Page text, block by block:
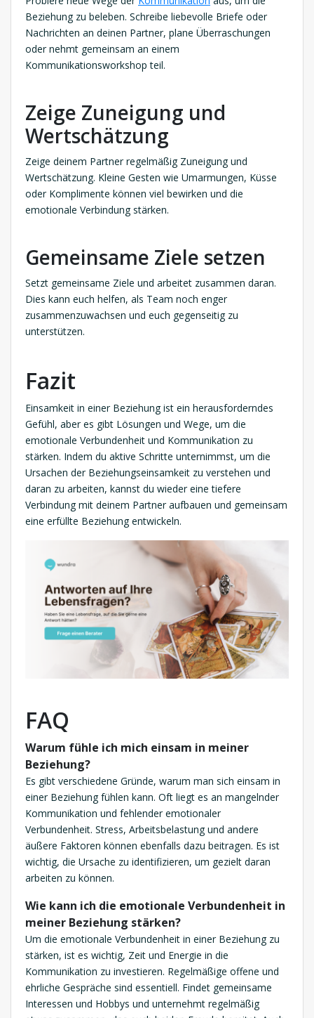
Beziehung zu beleben. Schreibe liebevolle Briefe oder
Nachrichten an deinen Partner, plane Überraschungen
oder nehmt gemeinsam an einem
Kommunikationsworkshop teil.
Zeige Zuneigung und
Wertschätzung
Zeige deinem Partner regelmäßig Zuneigung und
Wertschätzung. Kleine Gesten wie Umarmungen, Küsse
oder Komplimente können viel bewirken und die
emotionale Verbindung stärken.
Gemeinsame Ziele setzen
Setzt gemeinsame Ziele und arbeitet zusammen daran.
Dies kann euch helfen, als Team noch enger
zusammenzuwachsen und euch gegenseitig zu
unterstützen.
Fazit
Einsamkeit in einer Beziehung ist ein herausforderndes
Gefühl, aber es gibt Lösungen und Wege, um die
emotionale Verbundenheit und Kommunikation zu
stärken. Indem du aktive Schritte unternimmst, um die
Ursachen der Beziehungseinsamkeit zu verstehen und
daran zu arbeiten, kannst du wieder eine tiefere
Verbindung mit deinem Partner aufbauen und gemeinsam
eine erfüllte Beziehung entwickeln.
FAQ
Warum fühle ich mich einsam in meiner
Beziehung?
Es gibt verschiedene Gründe, warum man sich einsam in
einer Beziehung fühlen kann. Oft liegt es an mangelnder
Kommunikation und fehlender emotionaler
Verbundenheit. Stress, Arbeitsbelastung und andere
äußere Faktoren können ebenfalls dazu beitragen. Es ist
wichtig, die Ursache zu identifizieren, um gezielt daran
arbeiten zu können.
Wie kann ich die emotionale Verbundenheit in
meiner Beziehung stärken?
Um die emotionale Verbundenheit in einer Beziehung zu
stärken, ist es wichtig, Zeit und Energie in die
Kommunikation zu investieren. Regelmäßige offene und
ehrliche Gespräche sind essentiell. Findet gemeinsame
Interessen und Hobbys und unternehmt regelmäßig